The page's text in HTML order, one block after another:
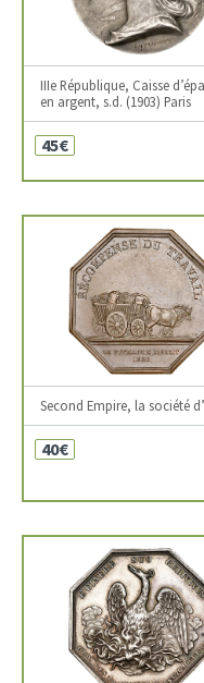
IIIe République, Caisse
en argent, s.d. (1903) Paris
45€
Second Empire, la société
40€